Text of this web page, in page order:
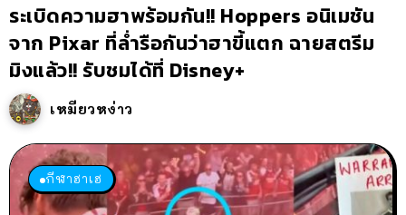
ระเบิดความฮาพร้อมกัน!! Hoppers อนิเมชัน
จาก Pixar ที่ล่ำรือกันว่าฮาขี้แตก ฉายสตรีม
มิงแล้ว!! รับชมได้ที่ Disney+
เหมียวหง่าว
กีฬาฮาเฮ